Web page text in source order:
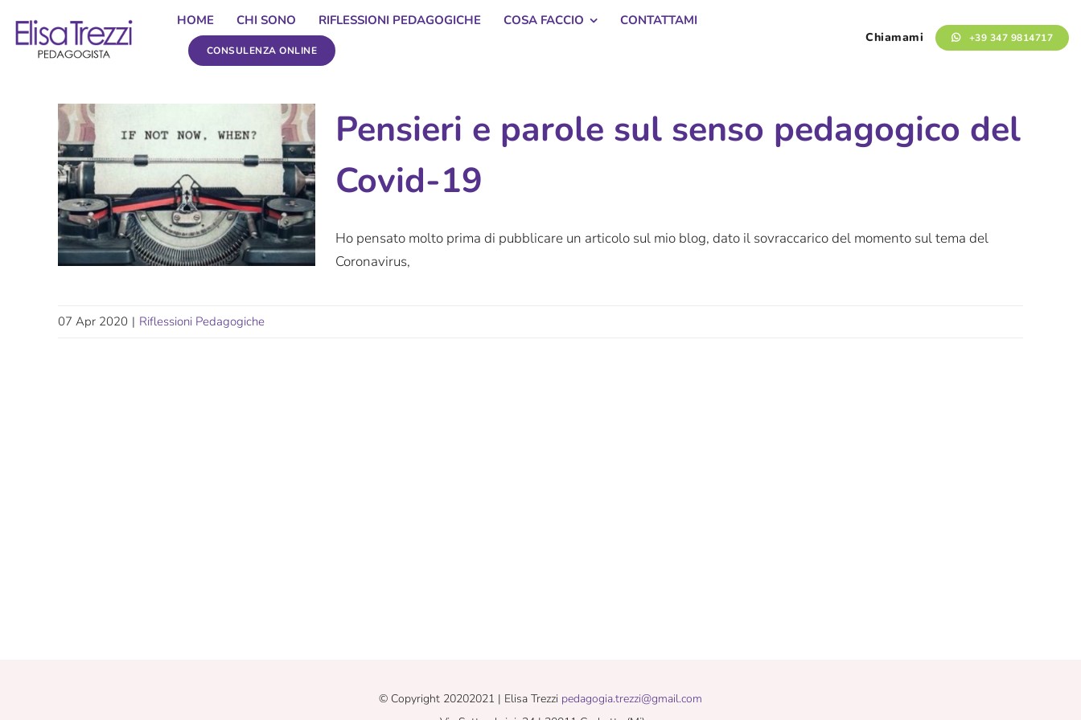
contenuto
HOME CHI SONO RIFLESSIONI PEDAGOGICHE COSA FACCIO CONTATTAMI
CONSULENZA ONLINE
Chiamami +39 347 9814717
Pensieri e parole sul senso pedagogico del
Covid-19
Ho pensato molto prima di pubblicare un articolo sul mio blog, dato il sovraccarico del momento sul tema del
Coronavirus,
07 Apr 2020 | Riflessioni Pedagogiche
© Copyright 20202021 | Elisa Trezzi pedagogia.trezzi@gmail.com